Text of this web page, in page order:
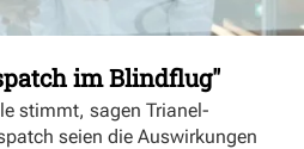
im Blindflug"
stimmt, sagen Trianel-
seien die Auswirkungen